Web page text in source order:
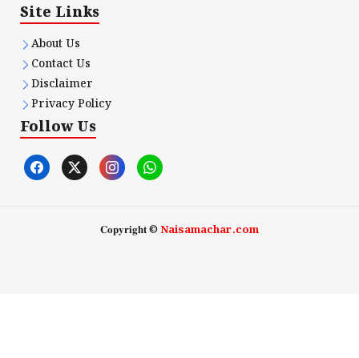
Site Links
About Us
Contact Us
Disclaimer
Privacy Policy
Follow Us
𝐂𝐨𝐩𝐲𝐫𝐢𝐠𝐡𝐭 ©Naisamachar.com